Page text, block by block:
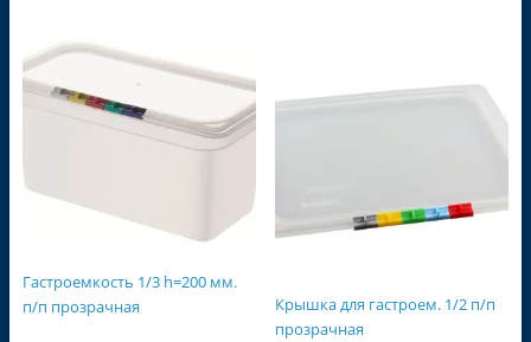
Гастроемкость 1/3 h=200 мм.
п/п прозрачная
Крышка для гастроем. 1/2 п/п
прозрачная